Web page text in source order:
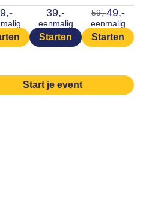
39,-
eenmalig
Starten
59,-49,-
eenmalig
Starten
Start je event